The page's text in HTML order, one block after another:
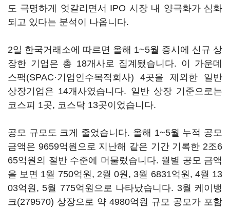
도 극명하게 엇갈리면서 IPO 시장 내 양극화가 심화
되고 있다는 분석이 나옵니다.
2일 한국거래소에 따르면 올해 1~5월 증시에 신규 상
장한 기업은 총 18개사로 집계됐습니다. 이 가운데
스팩(SPAC·기업인수목적회사) 4곳을 제외한 일반
상장기업은 14개사였습니다. 일반 상장 기준으로는
코스피 1곳, 코스닥 13곳이었습니다.
공모 규모도 크게 줄었습니다. 올해 1~5월 누적 공모
금액은 9659억원으로 지난해 같은 기간 기록한 2조6
65억원의 절반 수준에 머물렀습니다. 월별 공모 금액
을 보면 1월 750억원, 2월 0원, 3월 6831억원, 4월 13
03억원, 5월 775억원으로 나타났습니다. 3월 케이뱅
크(279570) 상장으로 약 4980억원 규모 공모가 포함